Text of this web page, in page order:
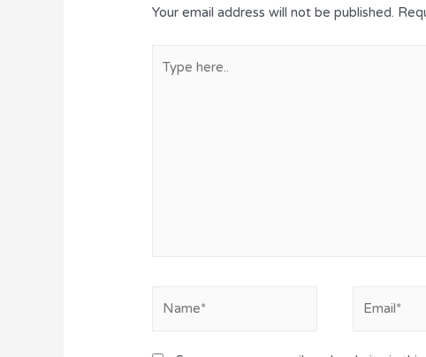
Your email address will not be published.